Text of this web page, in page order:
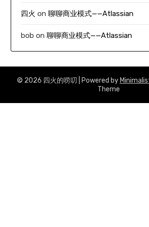
四火 on聊聊商业模式——Atlassian
bob on聊聊商业模式——Atlassian
© 2026 四火的唠叨 | Powered by
Theme